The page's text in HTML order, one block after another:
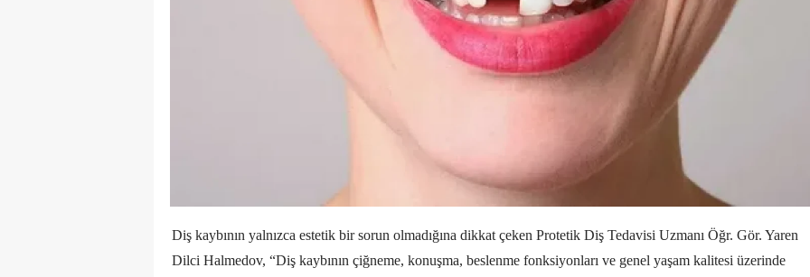
Diş kaybının yalnızca estetik bir sorun olmadığına dikkat çeken Protetik Diş Tedavisi Uzmanı Öğr. Gör. Yaren
Dilci Halmedov, “Diş kaybının çiğneme, konuşma, beslenme fonksiyonları ve genel yaşam kalitesi üzerinde